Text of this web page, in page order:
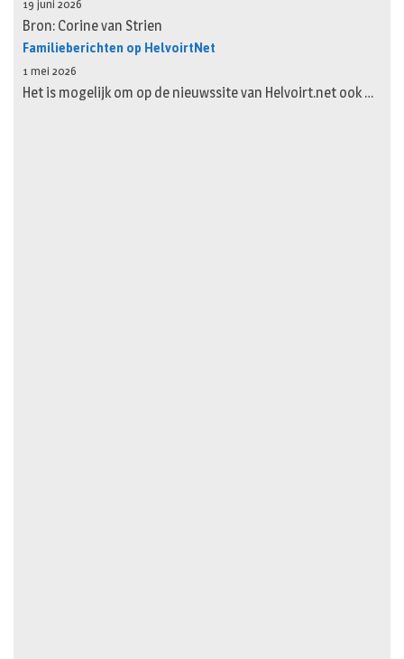
19 juni 2026
Bron: Corine van Strien
Familieberichten op HelvoirtNet
1 mei 2026
Het is mogelijk om op de nieuwssite van Helvoirt.net ook …